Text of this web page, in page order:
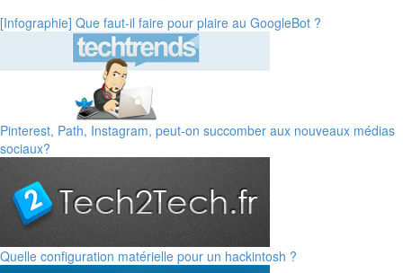
[Infographie] Que faut-il faire pour plaire au GoogleBot ?
Pinterest, Path, Instagram, peut-on succomber aux nouveaux médias
sociaux?
Quelle configuration matérielle pour un hackintosh ?